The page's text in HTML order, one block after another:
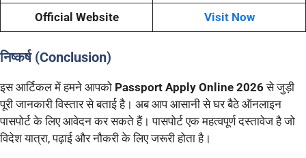
Official Website Visit Now
निष्कर्ष (Conclusion)
इस आर्टिकल में हमने आपको Passport Apply Online 2026से जुड़ी
पूरी जानकारी विस्तार से बताई है। अब आप आसानी से घर बैठे ऑनलाइन
पासपोर्ट के लिए आवेदन कर सकते हैं। पासपोर्ट एक महत्वपूर्ण दस्तावेज है जो
विदेश यात्रा, पढ़ाई और नौकरी के लिए जरूरी होता है।